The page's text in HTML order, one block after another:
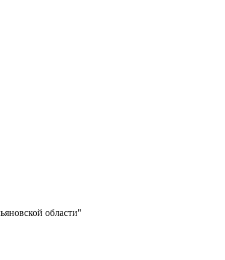
области"